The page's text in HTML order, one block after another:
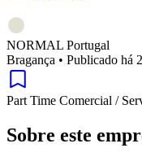
NORMAL Portugal
Bragança • Publicado há
Part Time Comercial /
Sobre este